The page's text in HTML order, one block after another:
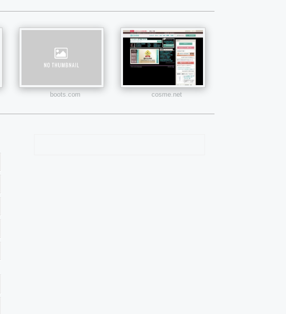
boots.com cosme.net